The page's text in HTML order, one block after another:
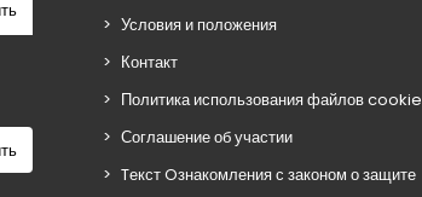
Условия и положения
Контакт
Политика использования файлов cookie
Соглашение об участии
Tекст Oзнакомления с законом о защите